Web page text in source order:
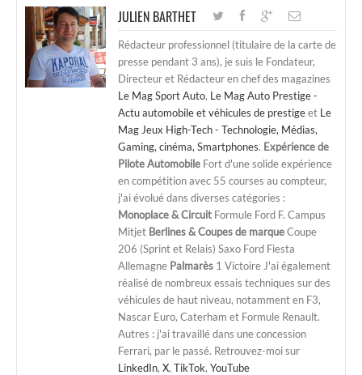
JULIEN BARTHET
Rédacteur professionnel (titulaire de la carte de
presse pendant 3 ans), je suis le Fondateur,
Directeur et Rédacteur en chef des magazines
Le Mag Sport Auto, Le Mag Auto Prestige -
Actu automobile et véhicules de prestigeet Le
Mag Jeux High-Tech - Technologie, Médias,
Gaming, cinéma, Smartphones. Expérience de
Pilote Automobile Fort d'une solide expérience
en compétition avec 55 courses au compteur,
j'ai évolué dans diverses catégories :
Monoplace & Circuit Formule Ford F. Campus
Mitjet Berlines & Coupes de marqueCoupe
206 (Sprint et Relais) Saxo Ford Fiesta
Allemagne Palmarès 1 Victoire J'ai également
réalisé de nombreux essais techniques sur des
véhicules de haut niveau, notamment en F3,
Nascar Euro, Caterham et Formule Renault.
Autres : j'ai travaillé dans une concession
Ferrari, par le passé. Retrouvez-moi sur
LinkedIn, X, TikTok, YouTube